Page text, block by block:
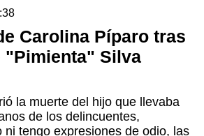
Carolina Píparo tras
"Pimienta" Silva
la muerte del hijo que llevaba
de los delincuentes,
ni tengo expresiones de odio, las